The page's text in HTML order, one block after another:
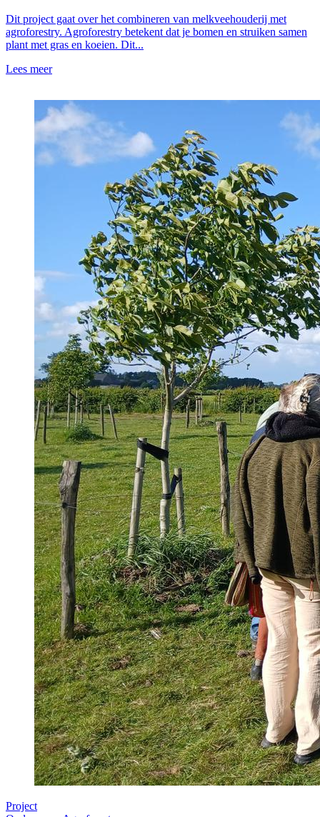
Dit project gaat over het combineren van melkveehouderij met
agroforestry. Agroforestry betekent dat je bomen en struiken samen
plant met gras en koeien. Dit...
Lees meer
Project